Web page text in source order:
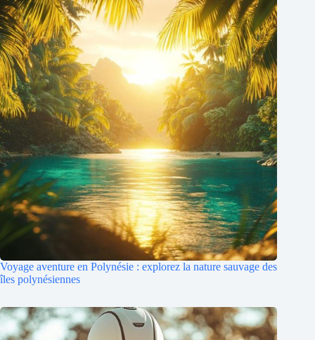
Voyage aventure en Polynésie : explorez la nature sauvage des
îles polynésiennes